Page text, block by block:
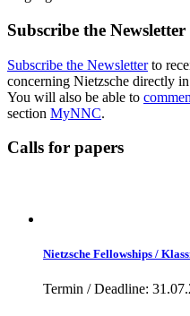
Subscribe the Newsletter
Subscribe the Newsletterto
concerning Nietzsche directly
You will also be able to
section MyNNC.
Calls for papers
Nietzsche Fellowships /
Termin / Deadline: